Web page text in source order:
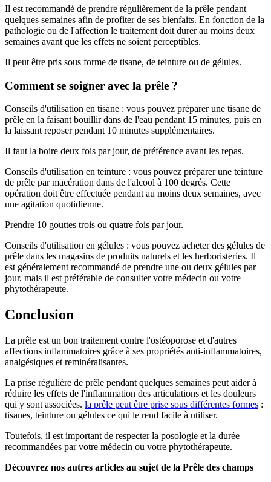
Il est recommandé de prendre régulièrement de la prêle pendant
quelques semaines afin de profiter de ses bienfaits. En fonction de la
pathologie ou de l'affection le traitement doit durer au moins deux
semaines avant que les effets ne soient perceptibles.
Il peut être pris sous forme de tisane, de teinture ou de gélules.
Comment se soigner avec la prêle ?
Conseils d'utilisation en tisane : vous pouvez préparer une tisane de
prêle en la faisant bouillir dans de l'eau pendant 15 minutes, puis en
la laissant reposer pendant 10 minutes supplémentaires.
Il faut la boire deux fois par jour, de préférence avant les repas.
Conseils d'utilisation en teinture : vous pouvez préparer une teinture
de prêle par macération dans de l'alcool à 100 degrés. Cette
opération doit être effectuée pendant au moins deux semaines, avec
une agitation quotidienne.
Prendre 10 gouttes trois ou quatre fois par jour.
Conseils d'utilisation en gélules : vous pouvez acheter des gélules de
prêle dans les magasins de produits naturels et les herboristeries. Il
est généralement recommandé de prendre une ou deux gélules par
jour, mais il est préférable de consulter votre médecin ou votre
phytothérapeute.
Conclusion
La prêle est un bon traitement contre l'ostéoporose et d'autres
affections inflammatoires grâce à ses propriétés anti-inflammatoires,
analgésiques et reminéralisantes.
La prise régulière de prêle pendant quelques semaines peut aider à
réduire les effets de l'inflammation des articulations et les douleurs
qui y sont associées. la prêle peut être prise sous différentes formes :
tisanes, teinture ou gélules ce qui le rend facile à utiliser.
Toutefois, il est important de respecter la posologie et la durée
recommandées par votre médecin ou votre phytothérapeute.
Découvrez nos autres articles au sujet de la Prêle des champs